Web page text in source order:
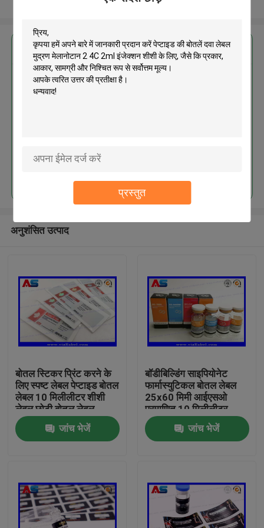
प्रस्तुत
उत्पादों
हमारे बारे में
सबसे उत्तम प्रतिदान प्राप्त करें
पेप्टाइड की बोतलें दवा लेबल मुद्रण
अनुशंसित उत्पाद
बोतल स्टिकर प्रिंट करने के
लिए स्पष्ट लेबल पेप्टाइड बोतल
लेबल 10 मिलीलीटर शीशी
लेबल छोटी बोतल लेबल
जांच भेजें
बॉडीबिल्डिंग साइपियोनेट
फार्मास्युटिकल बोतल लेबल
25x60 मिमी आईएसओ
प्रमाणित 10 मिलीलीटर
शीशियों के लिए
जांच भेजें